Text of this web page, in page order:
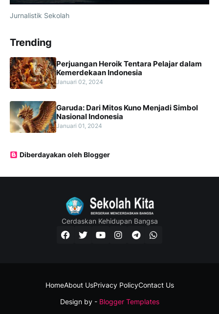
Jurnalistik Sekolah
Trending
Perjuangan Heroik Tentara Pelajar dalam
Kemerdekaan Indonesia
Januari 02, 2024
Garuda: Dari Mitos Kuno Menjadi Simbol
Nasional Indonesia
Januari 01, 2024
Diberdayakan oleh Blogger
Cerdaskan Kehidupan Bangsa
Design by - Blogger Templates
HomeAbout UsPrivacy PolicyContact Us